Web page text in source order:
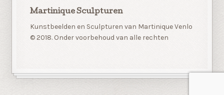
Martinique Sculpturen
Kunstbeelden en Sculpturen van Martinique Venlo
© 2018. Onder voorbehoud van alle rechten